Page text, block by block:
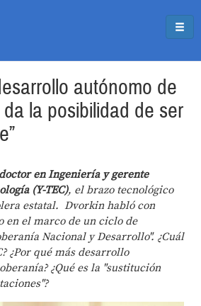
autónomo de
la posibilidad de ser
en Ingeniería y gerente
(Y-TEC), el brazo tecnológico
estatal. Dvorkin habló con
en el marco de un ciclo de
Nacional y Desarrollo". ¿Cuál
¿Por qué más desarrollo
¿Qué es la "sustitución